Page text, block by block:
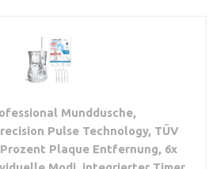
Munddusche,
Pulse Technology, TÜV
Prozent Plaque Entfernung, 6x